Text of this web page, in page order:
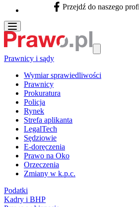
Facebook - otwiera się w nowej
Przejdź do naszego
Prawnicy i sądy
Wymiar sprawiedliwości
Prawnicy
Prokuratura
Policja
Rynek
Strefa aplikanta
LegalTech
Sędziowie
E-doręczenia
Prawo na Oko
Orzeczenia
Zmiany w k.p.c.
Podatki
Kadry i BHP